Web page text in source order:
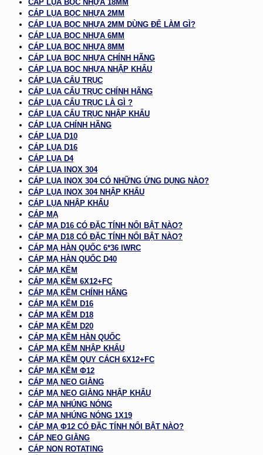
CÁP LỤA BỌC NHỰA 18MM
CÁP LỤA BỌC NHỰA 2MM
CÁP LỤA BỌC NHỰA 2MM DÙNG ĐỂ LÀM GÌ?
CÁP LỤA BỌC NHỰA 6MM
CÁP LỤA BỌC NHỰA 8MM
CÁP LỤA BỌC NHỰA CHÍNH HÃNG
CÁP LỤA BỌC NHỰA NHẬP KHẨU
CÁP LỤA CẨU TRỤC
CÁP LỤA CẨU TRỤC CHÍNH HÃNG
CÁP LỤA CẨU TRỤC LÀ GÌ ?
CÁP LỤA CẨU TRỤC NHẬP KHẨU
CÁP LỤA CHÍNH HÃNG
CÁP LỤA D10
CÁP LỤA D16
CÁP LỤA D4
CÁP LỤA INOX 304
CÁP LỤA INOX 304 CÓ NHỮNG ỨNG DỤNG NÀO?
CÁP LỤA INOX 304 NHẬP KHẨU
CÁP LỤA NHẬP KHẨU
CÁP MẠ
CÁP MẠ D16 CÓ ĐẶC TÍNH NỔI BẬT NÀO?
CÁP MẠ D18 CÓ ĐẶC TÍNH NỔI BẬT NÀO?
CÁP MẠ HÀN QUỐC 6*36 IWRC
CÁP MẠ HÀN QUỐC D40
CÁP MẠ KẼM
CÁP MẠ KẼM 6X12+FC
CÁP MẠ KẼM CHÍNH HÃNG
CÁP MẠ KẼM D16
CÁP MẠ KẼM D18
CÁP MẠ KẼM D20
CÁP MẠ KẼM HÀN QUỐC
CÁP MẠ KẼM NHẬP KHẨU
CÁP MẠ KẼM QUY CÁCH 6X12+FC
CÁP MẠ KẼM Φ12
CÁP MẠ NEO GIẰNG
CÁP MẠ NEO GIẰNG NHẬP KHẨU
CÁP MẠ NHÚNG NÓNG
CÁP MẠ NHÚNG NÓNG 1X19
CÁP MẠ Φ12 CÓ ĐẶC TÍNH NỔI BẬT NÀO?
CÁP NEO GIẰNG
CÁP NON ROTATING